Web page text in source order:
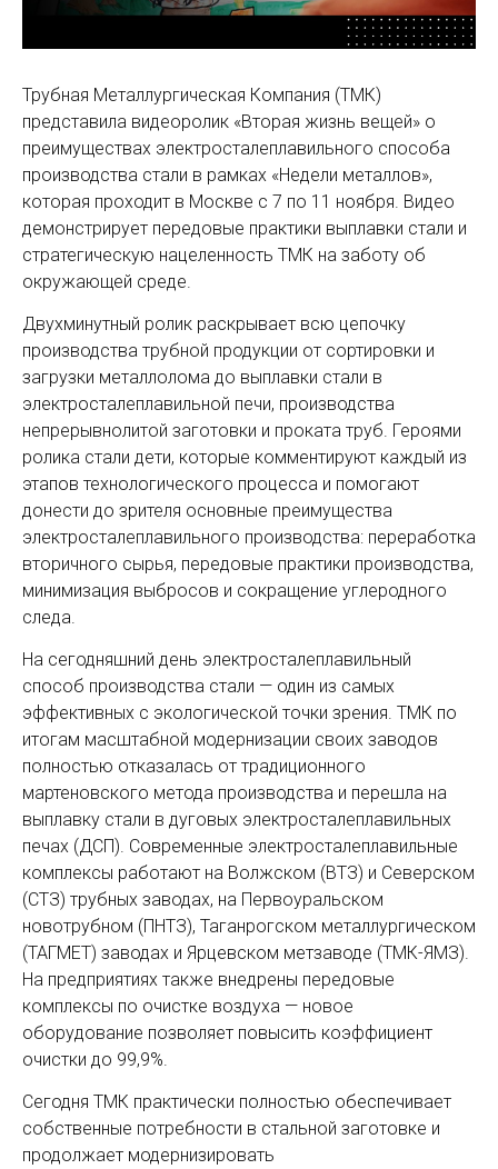
Трубная Металлургическая Компания (ТМК)
представила видеоролик «Вторая жизнь вещей» о
преимуществах электросталеплавильного способа
производства стали в рамках «Недели металлов»,
которая проходит в Москве с 7 по 11 ноября. Видео
демонстрирует передовые практики выплавки стали и
стратегическую нацеленность ТМК на заботу об
окружающей среде.
Двухминутный ролик раскрывает всю цепочку
производства трубной продукции от сортировки и
загрузки металлолома до выплавки стали в
электросталеплавильной печи, производства
непрерывнолитой заготовки и проката труб. Героями
ролика стали дети, которые комментируют каждый из
этапов технологического процесса и помогают
донести до зрителя основные преимущества
электросталеплавильного производства: переработка
вторичного сырья, передовые практики производства,
минимизация выбросов и сокращение углеродного
следа.
На сегодняшний день электросталеплавильный
способ производства стали — один из самых
эффективных с экологической точки зрения. ТМК по
итогам масштабной модернизации своих заводов
полностью отказалась от традиционного
мартеновского метода производства и перешла на
выплавку стали в дуговых электросталеплавильных
печах (ДСП). Современные электросталеплавильные
комплексы работают на Волжском (ВТЗ) и Северском
(СТЗ) трубных заводах, на Первоуральском
новотрубном (ПНТЗ), Таганрогском металлургическом
(ТАГМЕТ) заводах и Ярцевском метзаводе (ТМК-ЯМЗ).
На предприятиях также внедрены передовые
комплексы по очистке воздуха — новое
оборудование позволяет повысить коэффициент
очистки до 99,9%.
Сегодня ТМК практически полностью обеспечивает
собственные потребности в стальной заготовке и
продолжает модернизировать